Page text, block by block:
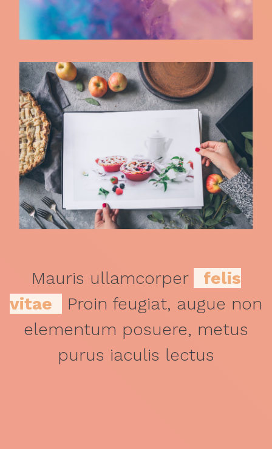
Necessitatibus
Necessitatibus
Mauris ullamcorper
felis
vitae
Proin feugiat, augue non
elementum posuere, metus
purus iaculis lectus